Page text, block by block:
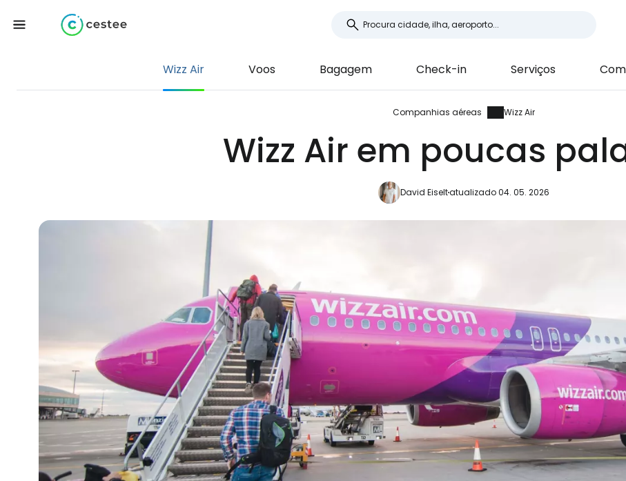
Wizz Air Voos Bagagem Check-in Serviços
Companhias aéreas Wizz Air
Wizz Air em poucas
David Eiseltatualizado 04. 05. 2026